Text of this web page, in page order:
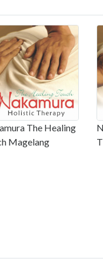
The Healing
Magelang